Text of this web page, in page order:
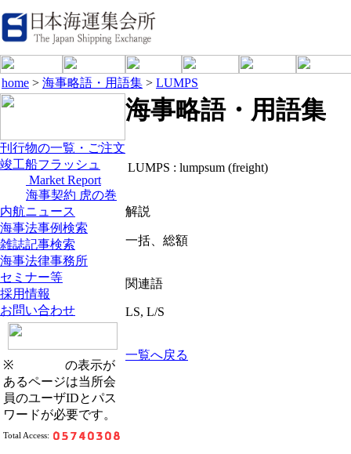
home > 海事略語・用語集 > LUMPS
刊行物の一覧・ご注文
竣工船フラッシュ
Market Report
海事契約 虎の巻
内航ニュース
海事法事例検索
雑誌記事検索
海事法律事務所
セミナー等
採用情報
お問い合わせ
※
の表示が
あるページは当所会
員のユーザIDとパス
ワードが必要です。
Total Access:
海事略語・用語集
LUMPS : lumpsum (freight)
解説
一括、総額
関連語
LS, L/S
一覧へ戻る